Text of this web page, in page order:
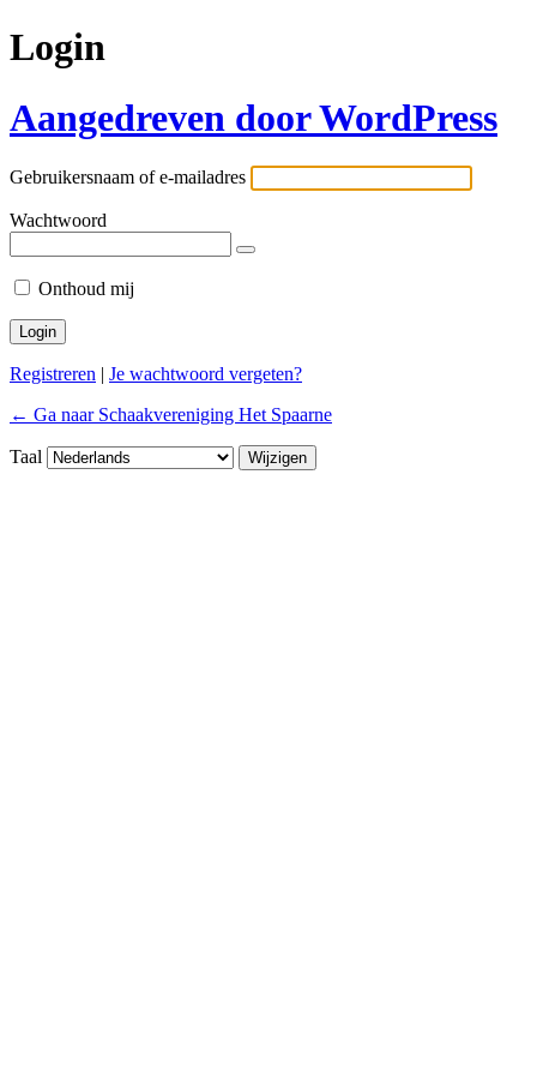
Login
Aangedreven door WordPress
Gebruikersnaam of e-mailadres
Wachtwoord
Onthoud mij
Registreren | Je wachtwoord vergeten?
← Ga naar Schaakvereniging Het Spaarne
Taal